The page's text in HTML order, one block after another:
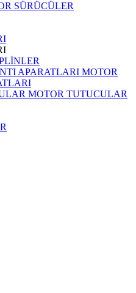
SÜRÜCÜLER
MOTOR
MOTOR TUTUCULAR